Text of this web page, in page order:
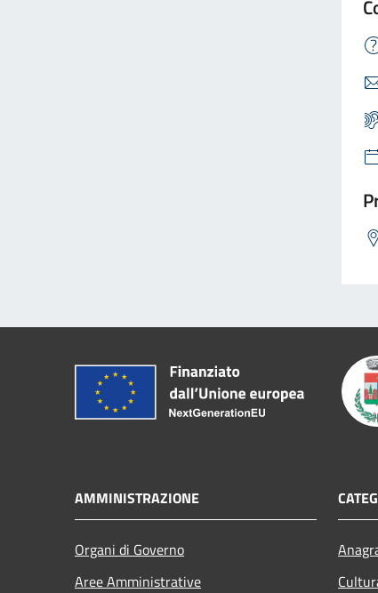
AMMINISTRAZIONE
Organi di Governo
Aree Amministrative